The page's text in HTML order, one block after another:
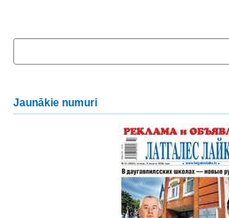
Jaunākie numuri